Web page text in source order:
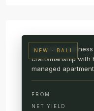
NEW · BALI
A branded
craftsmanship with
managed
FROM
NET YIELD